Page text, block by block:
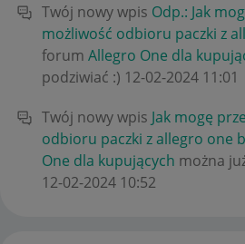
Twój nowy wpis Odp.: Jak
możliwość odbioru paczki z
forum Allegro One dla
podziwiać :) ‎12-02-2024 11:01
Twój nowy wpis Jak mogę
odbioru paczki z allegro one
One dla kupujących można
‎12-02-2024 10:52